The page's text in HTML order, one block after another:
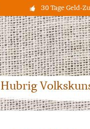
30 Tage Geld-
Hubrig